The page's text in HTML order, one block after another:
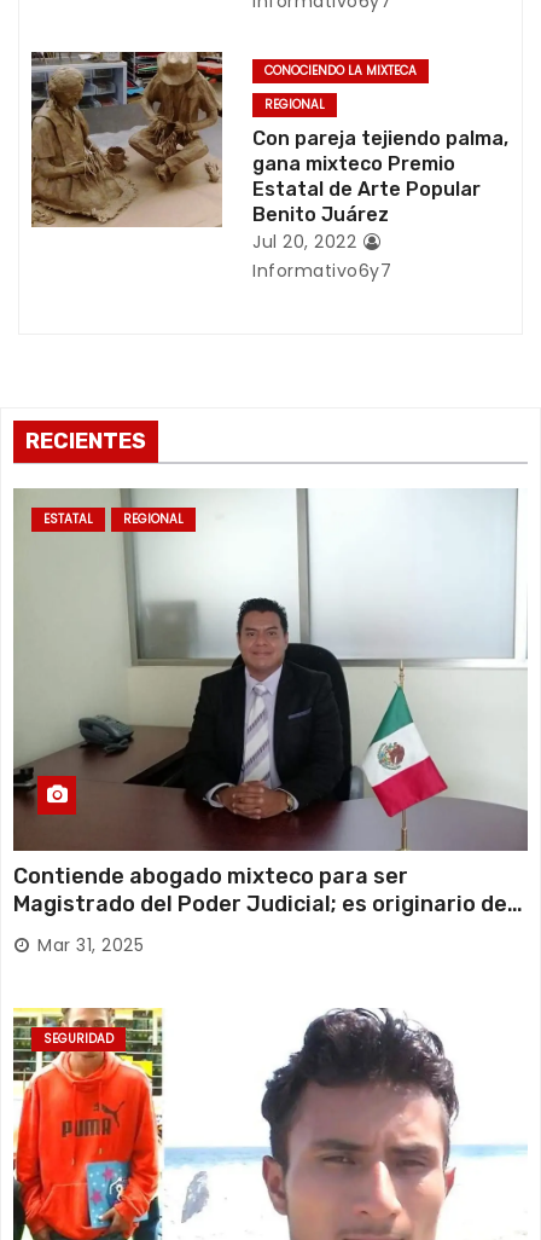
a
d
a
s
CONOCIENDO LA MIXTECA
REGIONAL
Con pareja tejiendo palma,
gana mixteco Premio
Estatal de Arte Popular
Benito Juárez
Jul 20, 2022
Informativo6y7
RECIENTES
ESTATAL REGIONAL
Contiende abogado mixteco para ser
Magistrado del Poder Judicial; es originario de
Huajuapan de León
Mar 31, 2025
SEGURIDAD